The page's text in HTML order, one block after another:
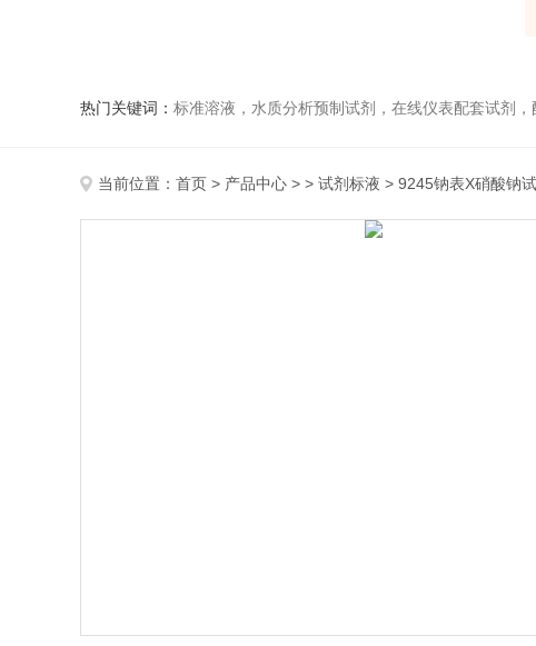
热门关键词： 标准溶液，水质分析预制试剂，在线仪表配套试剂，配
当前位置： 首页 > 产品中心 > > 试剂标液 > 9245钠表X硝酸钠